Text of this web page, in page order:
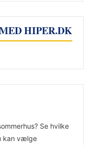
HIPER.DK
Se hvilke
kan vælge